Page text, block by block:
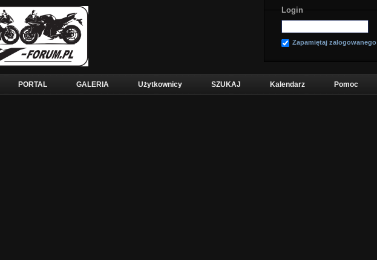
Login
Zapamiętaj zalogowanego
PORTAL GALERIA Użytkownicy SZUKAJ Kalendarz Pomoc